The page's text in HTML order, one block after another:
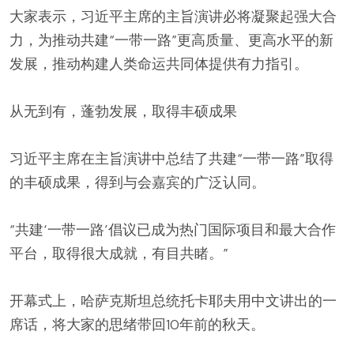
大家表示，习近平主席的主旨演讲必将凝聚起强大合
力，为推动共建“一带一路”更高质量、更高水平的新
发展，推动构建人类命运共同体提供有力指引。
从无到有，蓬勃发展，取得丰硕成果
习近平主席在主旨演讲中总结了共建“一带一路”取得
的丰硕成果，得到与会嘉宾的广泛认同。
“共建‘一带一路’倡议已成为热门国际项目和最大合作
平台，取得很大成就，有目共睹。”
开幕式上，哈萨克斯坦总统托卡耶夫用中文讲出的一
席话，将大家的思绪带回10年前的秋天。